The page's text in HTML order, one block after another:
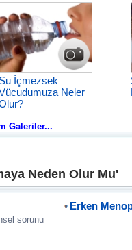
Su İçmezsek
Neler
Galeriler...
Neden Olur Mu'
sorunu
Erken